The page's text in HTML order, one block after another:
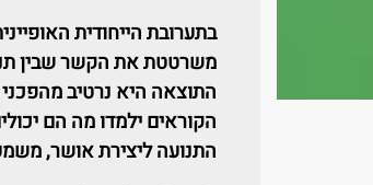
בתערובת הייחודית
משרטטת את הקשר שבין
התוצאה היא נרטיב מהפכני
הקוראים ילמדו מה הם
התנועה ליצירת אושר,